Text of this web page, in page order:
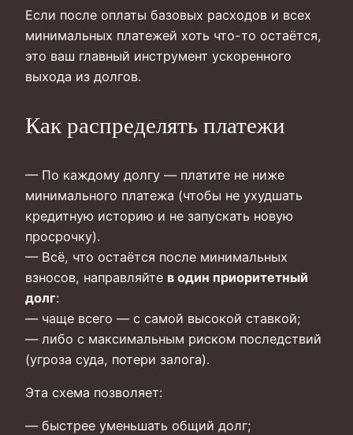
Если после оплаты базовых расходов и всех
минимальных платежей хоть что-то остаётся,
это ваш главный инструмент ускоренного
выхода из долгов.
Как распределять платежи
— По каждому долгу — платите не ниже
минимального платежа (чтобы не ухудшать
кредитную историю и не запускать новую
просрочку).
— Всё, что остаётся после минимальных
взносов, направляйте в один приоритетный
долг:
— чаще всего — с самой высокой ставкой;
— либо с максимальным риском последствий
(угроза суда, потери залога).
Эта схема позволяет:
— быстрее уменьшать общий долг;